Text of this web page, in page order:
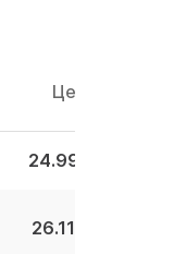
Цена
24.99 BYN
26.11 BYN